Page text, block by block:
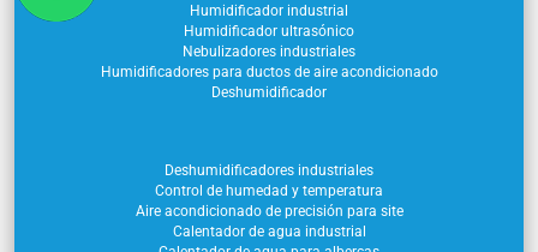
Humidificador industrial
Humidificador ultrasónico
Nebulizadores industriales
Humidificadores para ductos de aire acondicionado
Deshumidificador
Deshumidificadores industriales
Control de humedad y temperatura
Aire acondicionado de precisión para site
Calentador de agua industrial